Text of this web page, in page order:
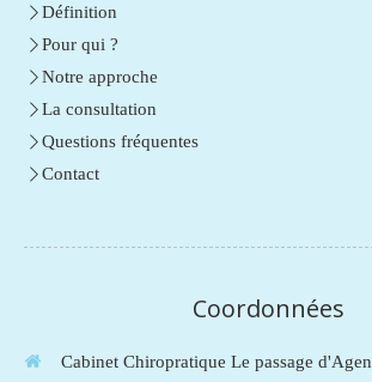
Définition
Pour qui ?
Notre approche
La consultation
Questions fréquentes
Contact
Coordonnées
Cabinet Chiropratique Le passage d'Agen